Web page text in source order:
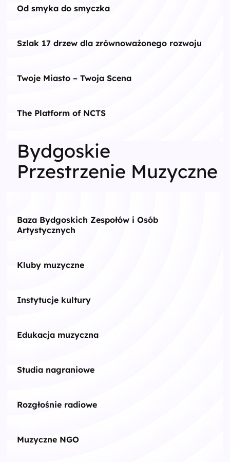
Od smyka do smyczka
Szlak 17 drzew dla zrównoważonego rozwoju
Twoje Miasto – Twoja Scena
The Platform of NCTS
Bydgoskie
Przestrzenie Muzyczne
Baza Bydgoskich Zespołów i Osób
Artystycznych
Kluby muzyczne
Instytucje kultury
Edukacja muzyczna
Studia nagraniowe
Rozgłośnie radiowe
Muzyczne NGO